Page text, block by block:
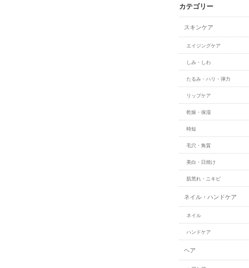
カテゴリー
スキンケア
エイジングケア
しみ・しわ
たるみ・ハリ・弾力
リップケア
乾燥・保湿
時短
毛穴・角質
美白・日焼け
肌荒れ・ニキビ
ネイル・ハンドケア
ネイル
ハンドケア
ヘア